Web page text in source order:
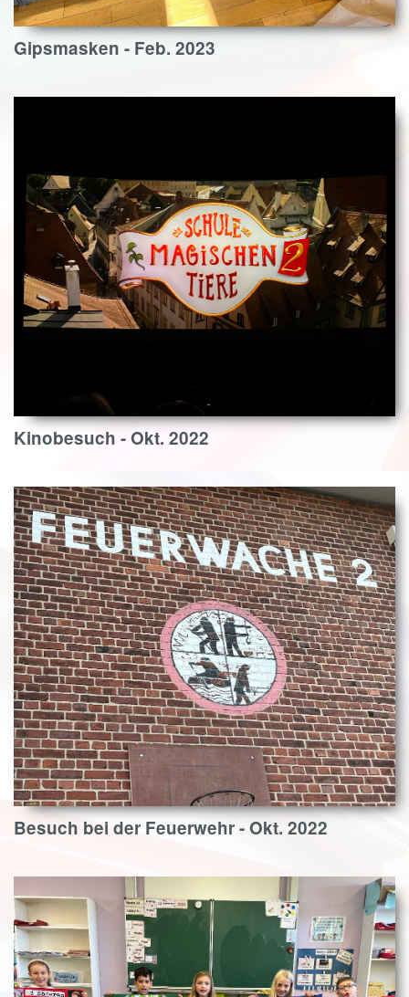
Gipsmasken - Feb. 2023
Kinobesuch - Okt. 2022
Besuch bei der Feuerwehr - Okt. 2022